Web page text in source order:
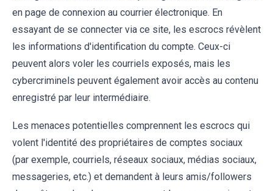
en page de connexion au courrier électronique. En
essayant de se connecter via ce site, les escrocs révèlent
les informations d'identification du compte. Ceux-ci
peuvent alors voler les courriels exposés, mais les
cybercriminels peuvent également avoir accès au contenu
enregistré par leur intermédiaire.
Les menaces potentielles comprennent les escrocs qui
volent l'identité des propriétaires de comptes sociaux
(par exemple, courriels, réseaux sociaux, médias sociaux,
messageries, etc.) et demandent à leurs amis/followers